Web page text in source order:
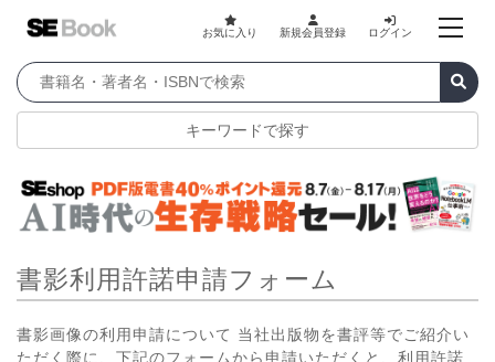
お気に入り 新規会員登録 ログイン
キーワードで探す
書影利用許諾申請フォーム
書影画像の利用申請について 当社出版物を書評等でご紹介い
ただく際に、下記のフォームから申請いただくと、利用許諾